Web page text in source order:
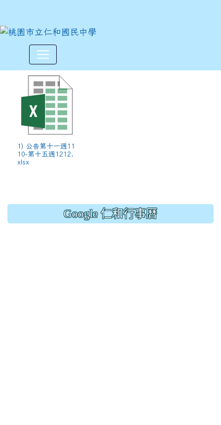
各班午餐資料請核對(公告第
1) 公告第十一週11
10-第十五週1212.
xlsx
Google 仁和行事曆